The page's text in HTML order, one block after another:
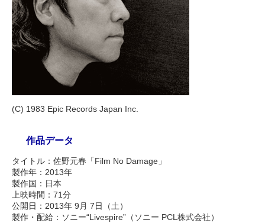
(C) 1983 Epic Records Japan Inc.
作品データ
タイトル：佐野元春「Film No Damage」
製作年：2013年
製作国：日本
上映時間：71分
公開日：2013年 9月 7日（土）
製作・配給：ソニー“Livespire”（ソニー PCL株式会社）